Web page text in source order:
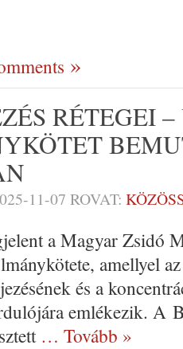
RÉTEGEI –
11-07 ROVAT:
a Magyar Zsidó
amellyel
és a
emlékezik. A
… Tovább »